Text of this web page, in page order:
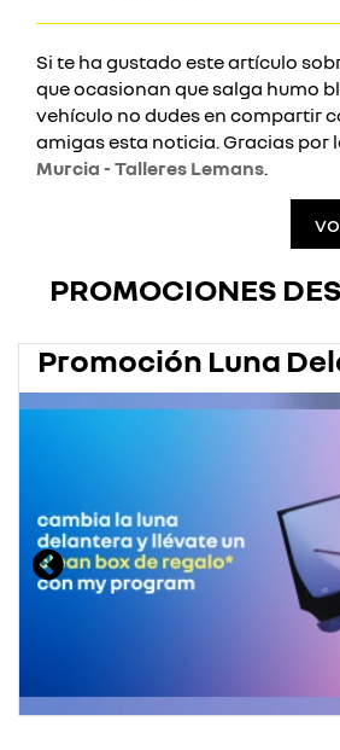
Si te ha gustado este artículo
que ocasionan que salga humo
vehículo no dudes en compartir
amigas esta noticia. Gracias por
Murcia - Talleres Lemans.
PROMOCIONES
Promoción Luna